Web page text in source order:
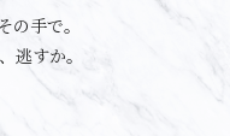
手で。
逃すか。